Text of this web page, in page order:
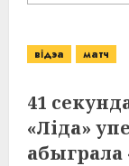
відэа матч
41
«Ліда»
абыграла